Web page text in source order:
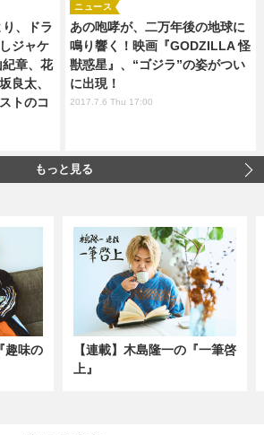
、ドラ
ジャケ
章、花
良太、
トのコ
あの咆哮が、二万年後の地球に
鳴り響く！映画『GODZILLA 怪
獣惑星』、“ゴジラ”の姿がつい
に出現！
ニュース
2017.7.6 Thu 17:00
もっと見る
趣味の
【連載】木島隆一の『一筆啓
上』